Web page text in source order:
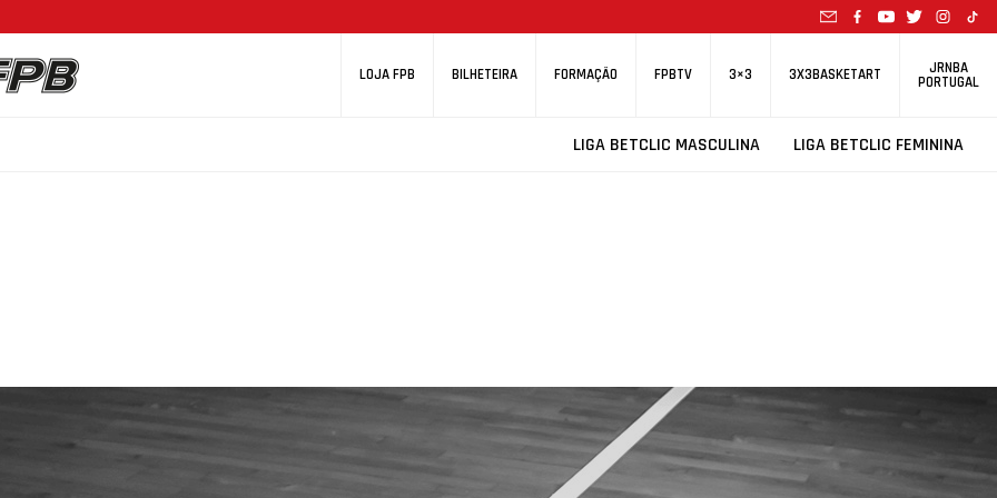
LOJA FPB BILHETEIRA FORMAÇÃO FPBTV 3×3 3X3BASKETART JRNBA
PORTUGAL
LIGA BETCLIC MASCULINA LIGA BETCLIC FEMININA